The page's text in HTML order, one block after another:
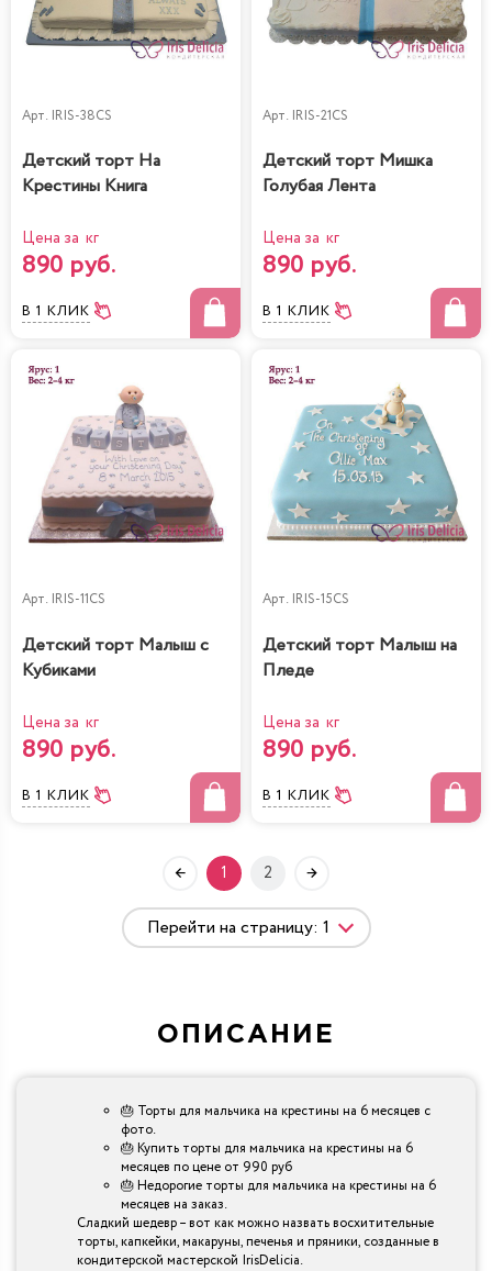
Арт. IRIS-38CS
Детский торт На
Крестины Книга
Цена за кг
890 руб.
В 1 КЛИК
Арт. IRIS-21CS
Детский торт Мишка
Голубая Лента
Цена за кг
890 руб.
В 1 КЛИК
Арт. IRIS-11CS
Детский торт Малыш с
Кубиками
Цена за кг
890 руб.
В 1 КЛИК
Арт. IRIS-15CS
Детский торт Малыш на
Пледе
Цена за кг
890 руб.
В 1 КЛИК
1 2
ОПИСАНИЕ
🎂 Торты для мальчика на крестины на 6 месяцев с
фото.
🎂 Купить торты для мальчика на крестины на 6
месяцев по цене от 990 руб
🎂 Недорогие торты для мальчика на крестины на 6
месяцев на заказ.
Сладкий шедевр – вот как можно назвать восхитительные
торты, капкейки, макаруны, печенья и пряники, созданные в
кондитерской мастерской IrisDelicia.